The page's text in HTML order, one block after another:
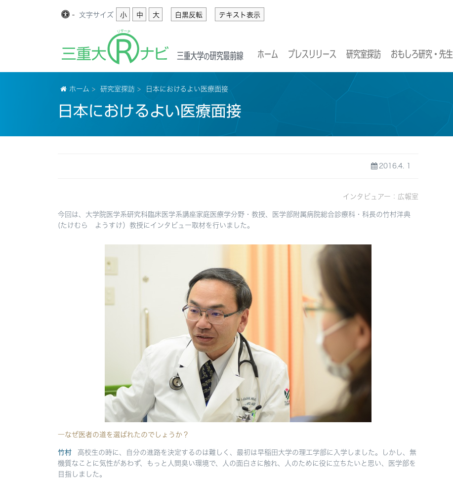
- 文字サイズ 小 中 大 白黒反転 テキスト表示
ホーム プレスリリース 研究室探訪 おもしろ研究・先生
ホーム 研究室探訪 日本におけるよい医療面接
日本におけるよい医療面接
2016.4. 1
インタビュアー：広報室
今回は、大学院医学系研究科臨床医学系講座家庭医療学分野・教授、医学部附属病院総合診療科・科長の竹村洋典
(たけむら ようすけ）教授にインタビュー取材を行いました。
―なぜ医者の道を選ばれたのでしょうか？
竹村
高校生の時に、自分の進路を決定するのは難しく、最初は早稲田大学の理工学部に入学しました。しかし、無
機質なことに気性があわず、もっと人間臭い環境で、人の面白さに触れ、人のために役に立ちたいと思い、医学部を
目指しました。